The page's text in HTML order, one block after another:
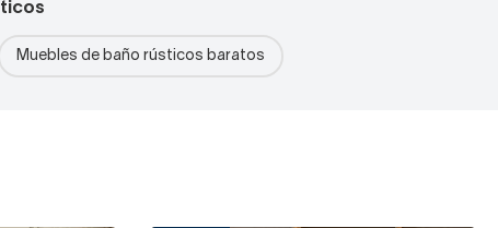
Muebles de baño rústicos baratos